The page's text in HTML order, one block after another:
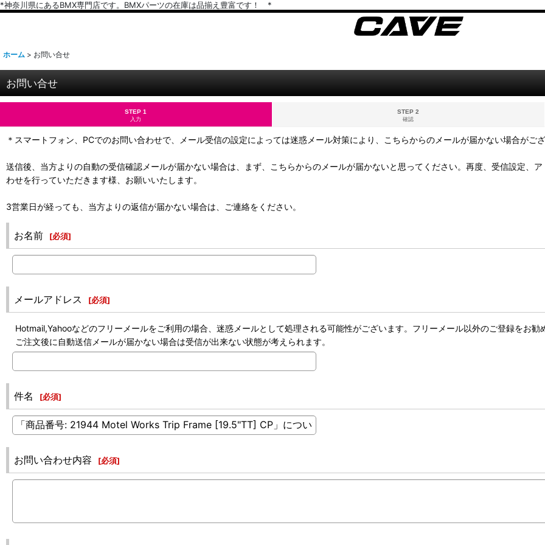
*神奈川県にあるBMX専門店です。BMXパーツの在庫は品揃え豊富です！ *
ホーム > お問い合せ
お問い合せ
STEP 1
入力
STEP 2
確認
＊スマートフォン、PCでのお問い合わせで、メール受信の設定によっては迷惑メール対策により、こちらからのメールが届かない場合がござ
送信後、当方よりの自動の受信確認メールが届かない場合は、まず、こちらからのメールが届かないと思ってください。再度、受信設定、
わせを行っていただきます様、お願いいたします。
3営業日が経っても、当方よりの返信が届かない場合は、ご連絡をください。
お名前 [必須]
メールアドレス [必須]
Hotmail,Yahooなどのフリーメールをご利用の場合、迷惑メールとして処理される可能性がございます。フリーメール以外のご登録をお勧
ご注文後に自動送信メールが届かない場合は受信が出来ない状態が考えられます。
件名 [必須]
お問い合わせ内容 [必須]